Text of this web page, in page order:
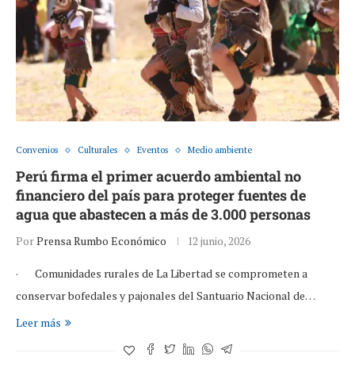
Convenios Culturales Eventos Medio ambiente
Perú firma el primer acuerdo ambiental no
financiero del país para proteger fuentes de
agua que abastecen a más de 3.000 personas
PorPrensa Rumbo Económico 12 junio, 2026
· Comunidades rurales de La Libertad se comprometen a
conservar bofedales y pajonales del Santuario Nacional de…
Leer más